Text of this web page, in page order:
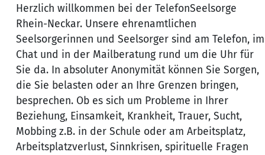
Herzlich willkommen bei der TelefonSeelsorge
Rhein-Neckar. Unsere ehrenamtlichen
Seelsorgerinnen und Seelsorger sind am Telefon, im
Chat und in der Mailberatung rund um die Uhr für
Sie da. In absoluter Anonymität können Sie Sorgen,
die Sie belasten oder an Ihre Grenzen bringen,
besprechen. Ob es sich um Probleme in Ihrer
Beziehung, Einsamkeit, Krankheit, Trauer, Sucht,
Mobbing z.B. in der Schule oder am Arbeitsplatz,
Arbeitsplatzverlust, Sinnkrisen, spirituelle Fragen